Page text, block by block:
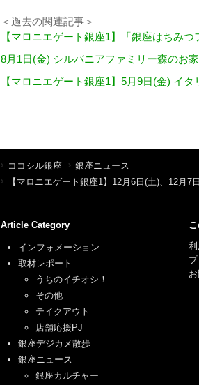
＜過去の関連記事＞
【マロニエゲート銀座1】「銀座はちみ
8月1日(金) シルバニアファミリー森のお
【マロニエゲート銀座1】5月9日(金) イ
ココシル銀座
銀座ニュース
【マロニエゲート銀座1】12月6日(土)、12月
Article Category
インフォメーション
取材レポート
うちのイチオシ！
その他
テイクアウト
店舗応援PJ
銀座デジカメ散歩
銀座ニュース
銀座カルチャー